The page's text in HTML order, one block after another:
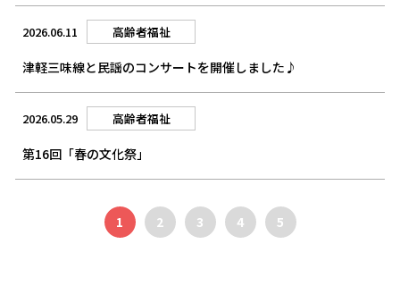
2026.06.11 高齢者福祉
津軽三味線と民謡のコンサートを開催しました♪
2026.05.29 高齢者福祉
第16回「春の文化祭」
1 2 3 4 5